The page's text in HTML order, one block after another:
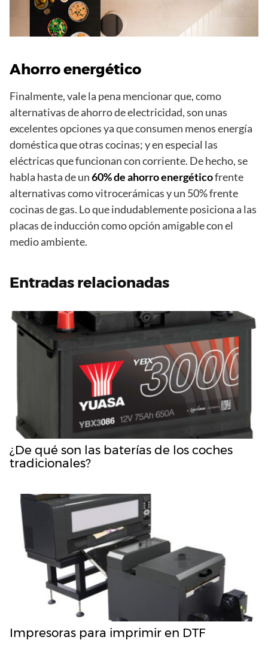
Ahorro energético
Finalmente, vale la pena mencionar que, como
alternativas de ahorro de electricidad, son unas
excelentes opciones ya que consumen menos energía
doméstica que otras cocinas; y en especial las
eléctricas que funcionan con corriente. De hecho, se
habla hasta de un60% de ahorro energéticofrente
alternativas como vitrocerámicas y un 50% frente
cocinas de gas. Lo que indudablemente posiciona a las
placas de inducción como opción amigable con el
medio ambiente.
Entradas relacionadas
¿De qué son las baterías de los coches
tradicionales?
Impresoras para imprimir en DTF